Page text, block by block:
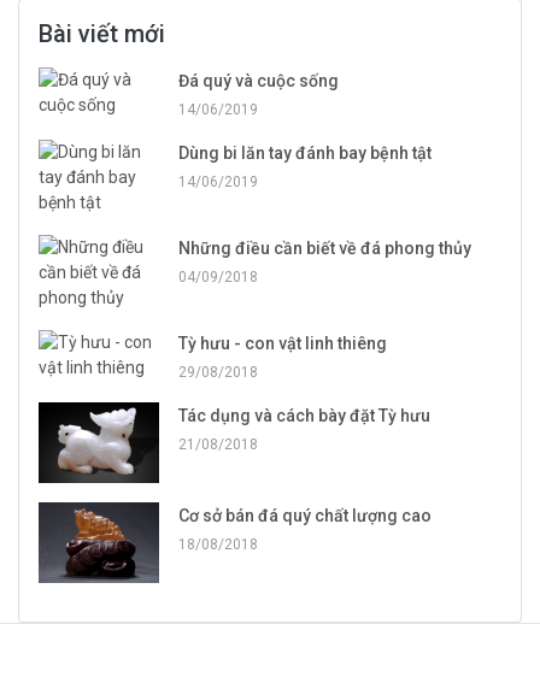
Bài viết mới
Đá quý và cuộc sống
14/06/2019
Dùng bi lăn tay đánh bay bệnh tật
14/06/2019
Những điều cần biết về đá phong thủy
04/09/2018
Tỳ hưu - con vật linh thiêng
29/08/2018
Tác dụng và cách bày đặt Tỳ hưu
21/08/2018
Cơ sở bán đá quý chất lượng cao
18/08/2018